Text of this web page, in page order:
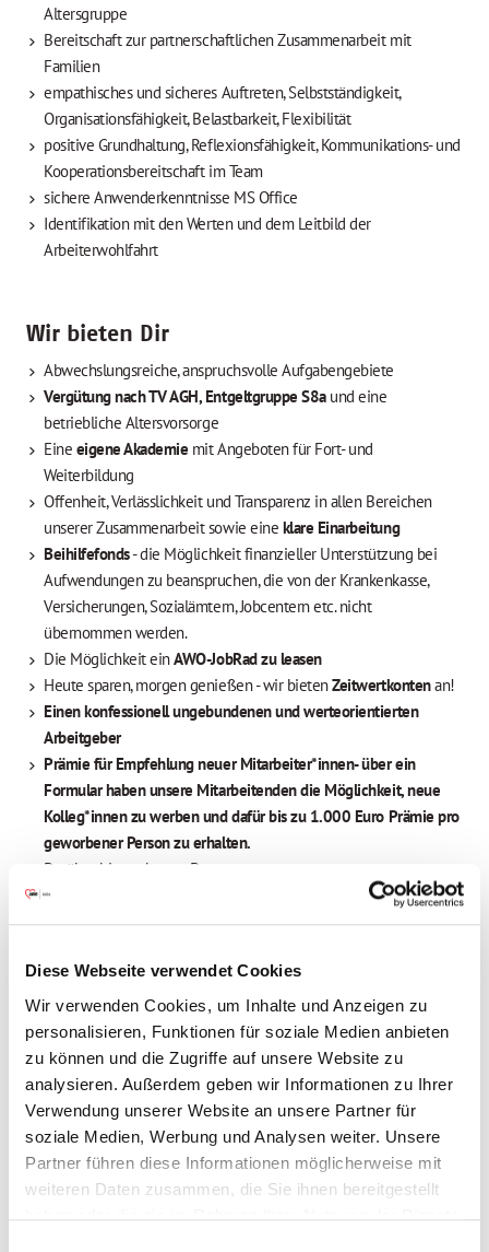
Diese Webseite verwendet Cookies
Wir verwenden Cookies, um Inhalte und Anzeigen zu
personalisieren, Funktionen für soziale Medien anbieten
zu können und die Zugriffe auf unsere Website zu
analysieren. Außerdem geben wir Informationen zu Ihrer
Verwendung unserer Website an unsere Partner für
soziale Medien, Werbung und Analysen weiter. Unsere
Partner führen diese Informationen möglicherweise mit
weiteren Daten zusammen, die Sie ihnen bereitgestellt
Altersgruppe
Bereitschaft zur partnerschaftlichen Zusammenarbeit mit
Familien
empathisches und sicheres Auftreten, Selbstständigkeit,
Organisationsfähigkeit, Belastbarkeit, Flexibilität
positive Grundhaltung, Reflexionsfähigkeit, Kommunikations- und
Kooperationsbereitschaft im Team
sichere Anwenderkenntnisse MS Office
Identifikation mit den Werten und dem Leitbild der
Arbeiterwohlfahrt
Wir bieten Dir
Abwechslungsreiche, anspruchsvolle Aufgabengebiete
Vergütung nach TV AGH, Entgeltgruppe S8aund eine
betriebliche Altersvorsorge
Eine eigene Akademie mit Angeboten für Fort- und
Weiterbildung
Offenheit, Verlässlichkeit und Transparenz in allen Bereichen
unserer Zusammenarbeit sowie eine klare Einarbeitung
Beihilfefonds- die Möglichkeit finanzieller Unterstützung bei
Aufwendungen zu beanspruchen, die von der Krankenkasse,
Versicherungen, Sozialämtern, Jobcentern etc. nicht
übernommen werden.
Die Möglichkeit einAWO-JobRad zu leasen
Heute sparen, morgen genießen - wir bietenZeitwertkontenan!
Einen konfessionell ungebundenen und werteorientierten
Arbeitgeber
Prämie für Empfehlung neuer Mitarbeiter*innen- über ein
Formular haben unsere Mitarbeitenden die Möglichkeit, neue
Kolleg*innen zu werben und dafür bis zu 1.000 Euro Prämie pro
geworbener Person zu erhalten.
Darüber hinaus kannst Du vom
Arbeitnehmer*innenprogramm
profitieren -
Unterstützung bei der Erfüllung kleiner Wünsche
Sport, Unterhaltung, Technik und Reisen)
Du hast Lust, uns bei dieser wichtigen Arbeit zu helfen? Dann
freuen wir uns darauf, Dich kennenzulernen! Bewirb Dich möglichst
bald unter Angabe der Einrichtungsnummer E-175.
Wir freuen uns über unser Karriereportal unterwww.rein-in-die-
awo.de. Postalische Bewerbungen können aus Verwaltungs- und
Kostengründen nicht zurück gesendet werden.